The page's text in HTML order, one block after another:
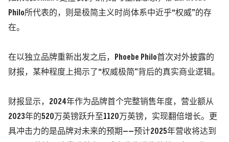
Philo所代表的，则是极简主义时尚体系中近乎“权威”的存
在。
在以独立品牌重新出发之后，Phoebe Philo首次对外披露的
财报，某种程度上揭示了“权威极简”背后的真实商业逻辑。
财报显示，2024年作为品牌首个完整销售年度，营业额从
2023年的520万英镑跃升至1120万英镑，实现翻倍增长。
更
具冲击力的是品牌对未来的预期——预计2025年营收将达到